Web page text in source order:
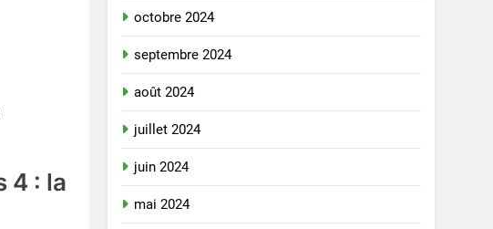
4 : la
octobre 2024
septembre 2024
août 2024
juillet 2024
juin 2024
mai 2024